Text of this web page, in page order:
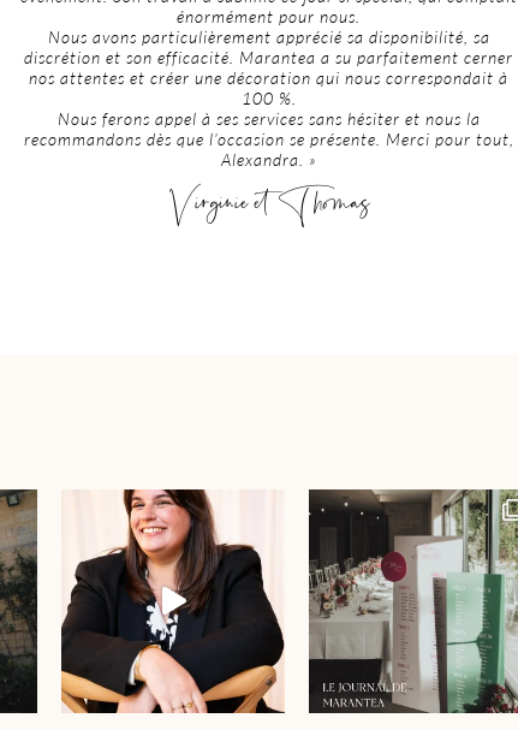
énormément pour nous.
Nous avons particulièrement apprécié sa disponibilité, sa
discrétion et son efficacité. Marantea a su parfaitement cerner
nos attentes et créer une décoration qui nous correspondait à
100 %.
Nous ferons appel à ses services sans hésiter et nous la
recommandons dès que l’occasion se présente. Merci pour tout,
Alexandra. »
Virginie et Thomas